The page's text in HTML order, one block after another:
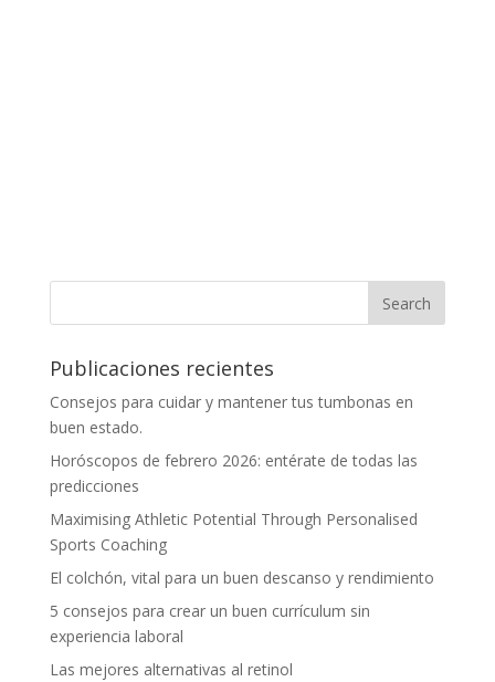
Publicaciones recientes
Consejos para cuidar y mantener tus tumbonas en
buen estado.
Horóscopos de febrero 2026: entérate de todas las
predicciones
Maximising Athletic Potential Through Personalised
Sports Coaching
El colchón, vital para un buen descanso y rendimiento
5 consejos para crear un buen currículum sin
experiencia laboral
Las mejores alternativas al retinol